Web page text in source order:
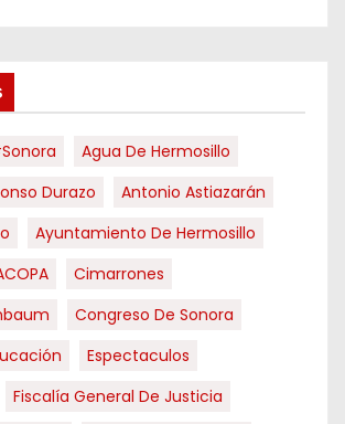
Agua De Hermosillo
Durazo
Antonio Astiazarán
Ayuntamiento De Hermosillo
Cimarrones
Congreso De Sonora
Espectaculos
Fiscalía General De Justicia